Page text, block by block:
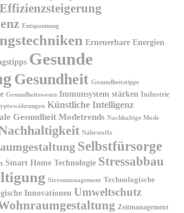
Effizienzsteigerung
Entspannung
Erneuerbare Energien
Gesunde
Gesundheit Gesundheitstipps
Gesundheitswesen Immunsystem stärken Industrie
Künstliche Intelligenz
Gesundheit Modetrends Nachhaltige Mode
Nährstoffe
Selbstfürsorge
Smart Home Technologie Stressabbau
Stressmanagement Technologische
Innovationen Umweltschutz
Zeitmanagement